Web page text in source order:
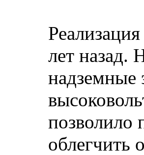
лет назад.
надземные
позволило
облегчить